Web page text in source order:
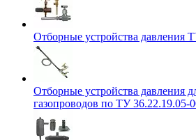
Отборные устройства давления
Отборные устройства давления
газопроводов по ТУ 36.22.19.05-